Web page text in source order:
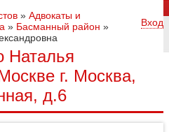
» Адвокаты и
» Басманный район »
Вход
Наталья
г. Москва,
д.6